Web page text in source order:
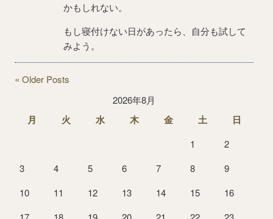
かもしれない。
もし寝付けない日があったら、自分も試して
みよう。
« Older Posts
2026年8月
月 火 水 木 金 土 日
1
2
3
4 5 6 7 8
9
10
11 12 13 14 15
16